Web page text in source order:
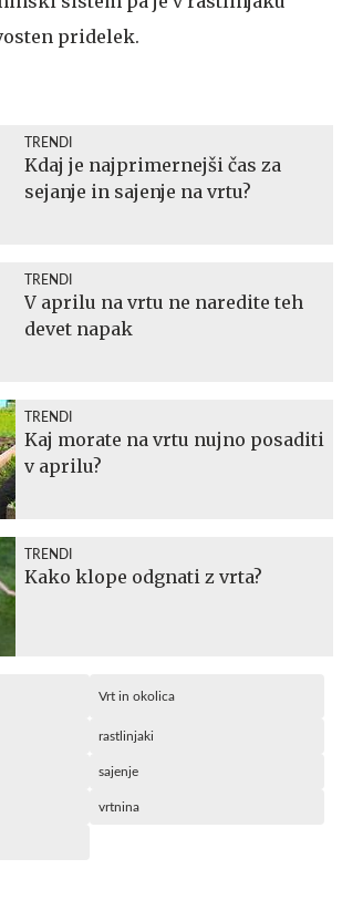
pridelek.
TRENDI
Kdaj je najprimernejši čas za
sejanje in sajenje na vrtu?
TRENDI
V aprilu na vrtu ne naredite teh
devet napak
TRENDI
Kaj morate na vrtu nujno posaditi
v aprilu?
TRENDI
Kako klope odgnati z vrta?
Vrt in okolica
rastlinjaki
sajenje
vrtnina